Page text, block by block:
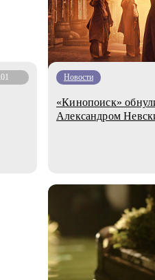
Новости
«Кинопоиск»
Александром